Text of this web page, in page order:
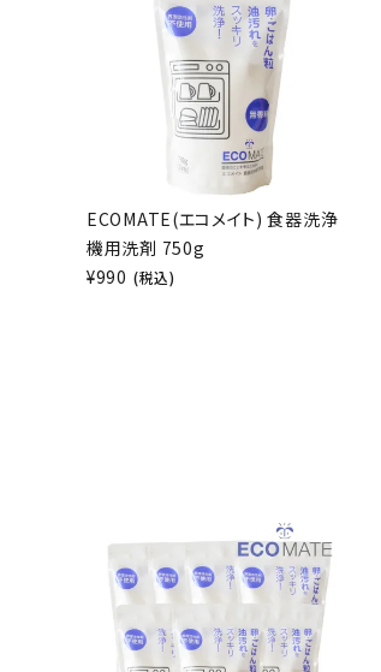
ECOMATE(エコメイト) 食器洗浄
機用洗剤 750g
¥990 (税込)